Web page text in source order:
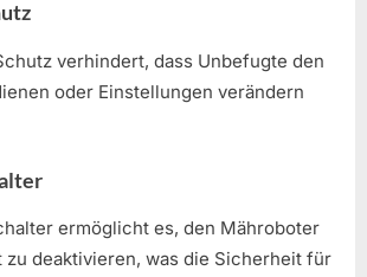
verhindert, dass Unbefugte den
oder Einstellungen verändern
ermöglicht es, den Mähroboter
deaktivieren, was die Sicherheit für